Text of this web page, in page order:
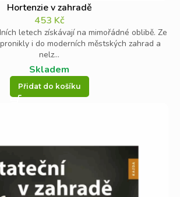
Hortenzie v zahradě
453 Kč
letech získávají na mimořádné oblibě. Ze
i do moderních městských zahrad a
nelz...
Skladem
Přidat do košíku